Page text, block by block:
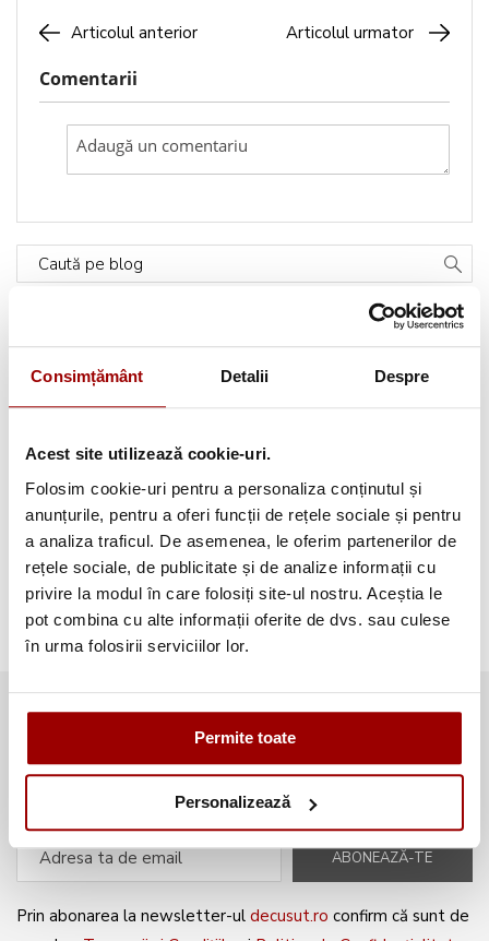
Consimțământ Detalii Despre
Acest site utilizează cookie-uri.
Folosim cookie-uri pentru a personaliza conținutul și
anunțurile, pentru a oferi funcții de rețele sociale și pentru
a analiza traficul. De asemenea, le oferim partenerilor de
rețele sociale, de publicitate și de analize informații cu
privire la modul în care folosiți site-ul nostru. Aceștia le
pot combina cu alte informații oferite de dvs. sau culese
în urma folosirii serviciilor lor.
Permite toate
Personalizează
Articolul anterior Articolul urmator
Comentarii
Caută pe blog
Categorii
Testimoniale(1493)
Aplicatii textile(123)
Evenimente (66)
Broderii gratuite(103)
Abonează-te la newsletter și fii
mereu la curent cu noile produse și
oferte speciale!
ABONEAZĂ-TE
Prin abonarea la newsletter-ul decusut.ro confirm că sunt de